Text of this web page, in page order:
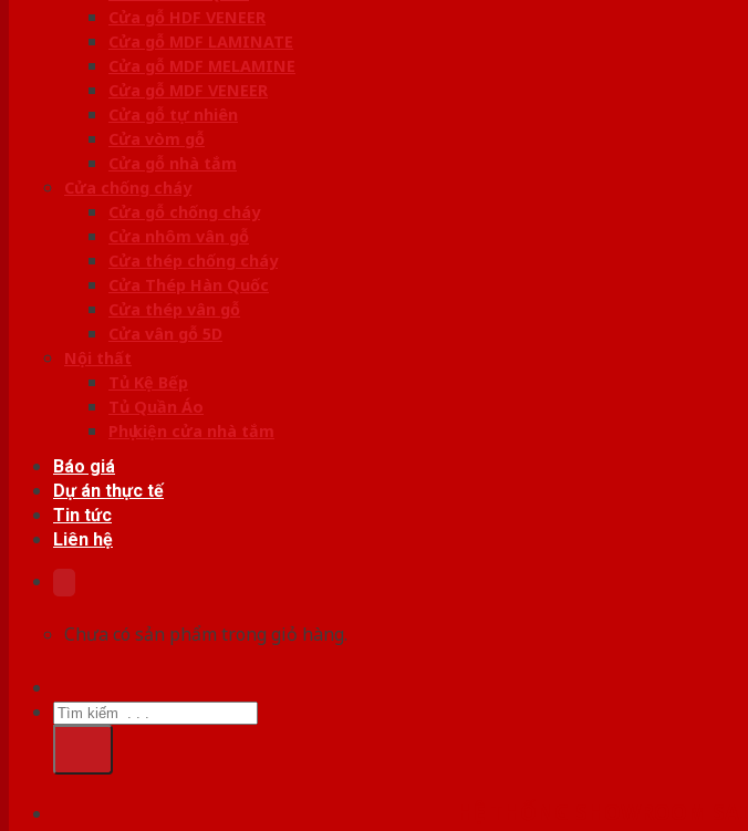
Cửa gỗ HDF VENEER
Cửa gỗ MDF LAMINATE
Cửa gỗ MDF MELAMINE
Cửa gỗ MDF VENEER
Cửa gỗ tự nhiên
Cửa vòm gỗ
Cửa gỗ nhà tắm
Cửa chống cháy
Cửa gỗ chống cháy
Cửa nhôm vân gỗ
Cửa thép chống cháy
Cửa Thép Hàn Quốc
Cửa thép vân gỗ
Cửa vân gỗ 5D
Nội thất
Tủ Kệ Bếp
Tủ Quần Áo
Phụ kiện cửa nhà tắm
Báo giá
Dự án thực tế
Tin tức
Liên hệ
Chưa có sản phẩm trong giỏ hàng.
Tìm
kiếm: